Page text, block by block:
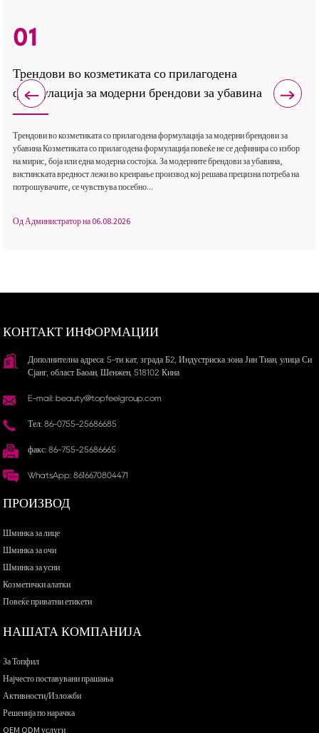
01
Трендови во козметиката со прилагодена
формулација за модерни брендови за убавина
Трендови во козметиката со прилагодена формулација за модерни брендови за
убавина Козметиката со прилагодена формулација повеќе не се дефинира со избор
на мирис, боја или една модерна состојка. За модерните брендови за убавина,
вистинската вредност лежи во креирање производ кој решава прецизна потреба на
потрошувачите, се чувствува посебно...
Од Администратор на 06.08.2026
КОНТАКТ ИНФОРМАЦИИ
Дополнителна адреса: 5-ти кат, зграда Б2, Индустриска зона Јин Тиан, улица Си
Сјанг, област Баоан, Шенжен, 518102 Кина
E-mail: beauty@topfeelgroup.com
Тел: 86-0755-25686685
факс: 86-755-25686665
WhatsApp: 8616670804471
ПРОИЗВОД
Шминка за лице
Шминка за очи
Шминка за усни
Козметички алатки
Повеќе приватни етикети
НАШАТА КОМПАНИЈА
За Топфил
Најчесто поставувани прашања
Активности/Изложби
Решенија по нарачка
OEM ODM услуги